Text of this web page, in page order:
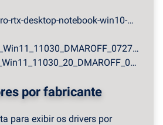
596.86-quadro-rtx-desktop-notebook-win10-win11-64bit-in...
Install_PCIE_Win11_11030_DMAROFF_07272026.zip
Install_PCIE_Win11_11030_20_DMAROFF_07272026.zip
por fabricante
para exibir os drivers por